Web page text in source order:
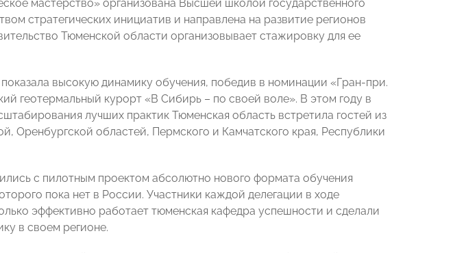
мастерство» организована Высшей школой государственного
стратегических инициатив и направлена на развитие регионов
Тюменской области организовывает стажировку для ее
высокую динамику обучения, победив в номинации «Гран-при.
геотермальный курорт «В Сибирь – по своей воле». В этом году в
лучших практик Тюменская область встретила гостей из
Оренбургской областей, Пермского и Камчатского края, Республики
с пилотным проектом абсолютно нового формата обучения
пока нет в России. Участники каждой делегации в ходе
эффективно работает тюменская кафедра успешности и сделали
в своем регионе.